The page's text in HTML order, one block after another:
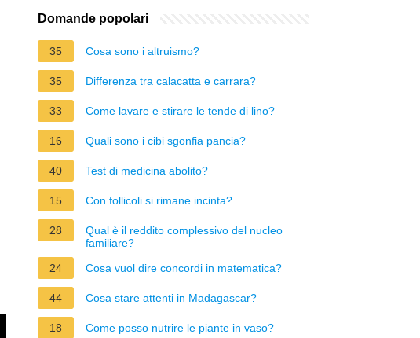
Domande popolari
35 Cosa sono i altruismo?
35 Differenza tra calacatta e carrara?
33 Come lavare e stirare le tende di lino?
16 Quali sono i cibi sgonfia pancia?
40 Test di medicina abolito?
15 Con follicoli si rimane incinta?
28
Qual è il reddito complessivo del nucleo
familiare?
24
Cosa vuol dire concordi in matematica?
44 Cosa stare attenti in Madagascar?
18 Come posso nutrire le piante in vaso?